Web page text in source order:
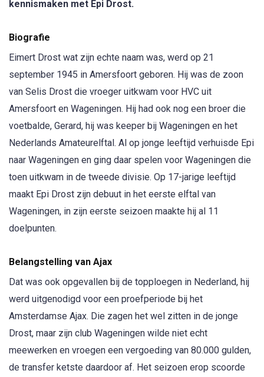
kennismaken met Epi Drost.
Biografie
Eimert Drost wat zijn echte naam was, werd op 21
september 1945 in Amersfoort geboren. Hij was de zoon
van Selis Drost die vroeger uitkwam voor HVC uit
Amersfoort en Wageningen. Hij had ook nog een broer die
voetbalde, Gerard, hij was keeper bij Wageningen en het
Nederlands Amateurelftal. Al op jonge leeftijd verhuisde Epi
naar Wageningen en ging daar spelen voor Wageningen die
toen uitkwam in de tweede divisie. Op 17-jarige leeftijd
maakt Epi Drost zijn debuut in het eerste elftal van
Wageningen, in zijn eerste seizoen maakte hij al 11
doelpunten.
Belangstelling van Ajax
Dat was ook opgevallen bij de topploegen in Nederland, hij
werd uitgenodigd voor een proefperiode bij het
Amsterdamse Ajax. Die zagen het wel zitten in de jonge
Drost, maar zijn club Wageningen wilde niet echt
meewerken en vroegen een vergoeding van 80.000 gulden,
de transfer ketste daardoor af. Het seizoen erop scoorde